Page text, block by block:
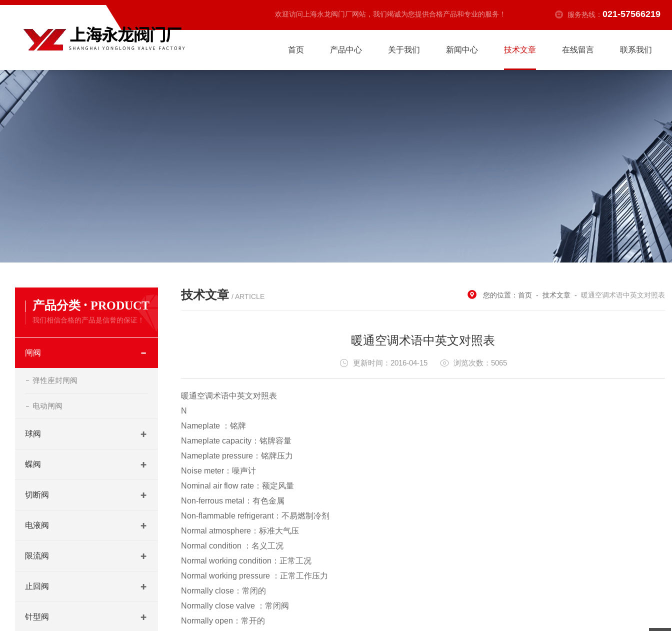
欢迎访问上海永龙阀门厂网站，我们竭诚为您提供合格产品和专业的服务！ 服务热线： 021-57566219
首页 产品中心 关于我们 新闻中心 技术文章 在线留言 联系我们
产品分类 · PRODUCT
我们相信合格的产品是信誉的保证！
闸阀
弹性座封闸阀
电动闸阀
球阀
蝶阀
切断阀
电液阀
限流阀
止回阀
针型阀
技术文章 / ARTICLE 您的位置： 首页 - 技术文章 - 暖通空调术语中英文对照表
暖通空调术语中英文对照表
更新时间：2016-04-15 浏览次数：5065
暖通空调术语中英文对照表
N
Nameplate ：铭牌
Nameplate capacity：铭牌容量
Nameplate pressure：铭牌压力
Noise meter：噪声计
Nominal air flow rate：额定风量
Non-ferrous metal：有色金属
Non-flammable refrigerant：不易燃制冷剂
Normal atmosphere：标准大气压
Normal condition ：名义工况
Normal working condition：正常工况
Normal working pressure ：正常工作压力
Normally close：常闭的
Normally close valve ：常闭阀
Normally open：常开的